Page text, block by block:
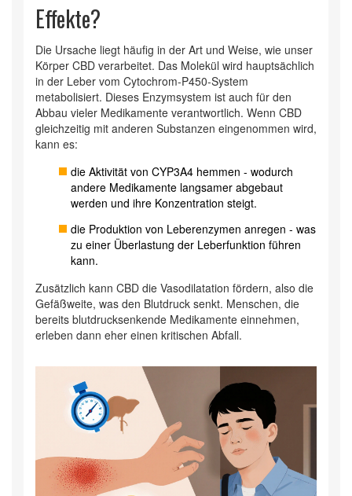
Effekte?
Die Ursache liegt häufig in der Art und Weise, wie unser
Körper CBD verarbeitet. Das Molekül wird hauptsächlich
in der Leber vom Cytochrom‑P450‑System
metabolisiert. Dieses Enzymsystem ist auch für den
Abbau vieler Medikamente verantwortlich. Wenn CBD
gleichzeitig mit anderen Substanzen eingenommen wird,
kann es:
die Aktivität von CYP3A4 hemmen - wodurch
andere Medikamente langsamer abgebaut
werden und ihre Konzentration steigt.
die Produktion von Leberenzymen anregen - was
zu einer Überlastung der Leberfunktion führen
kann.
Zusätzlich kann CBD die Vasodilatation fördern, also die
Gefäßweite, was den Blutdruck senkt. Menschen, die
bereits blutdrucksenkende Medikamente einnehmen,
erleben dann eher einen kritischen Abfall.